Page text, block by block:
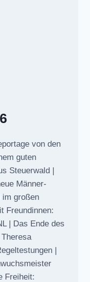
von den
guten
Steuerwald |
Männer-
im großen
Freundinnen:
| Das Ende des
|
Freiheit: